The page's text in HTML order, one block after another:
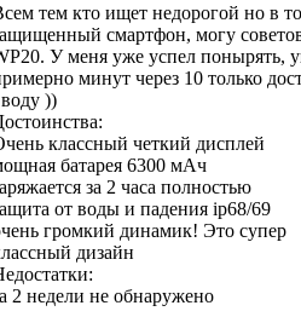
тем кто ищет недорогой но в
смартфон, могу
У меня уже успел понырять,
минут через 10 только
))
классный четкий дисплей
батарея 6300 мАч
за 2 часа полностью
от воды и падения ip68/69
громкий динамик! Это супер
дизайн
2 недели не обнаружено